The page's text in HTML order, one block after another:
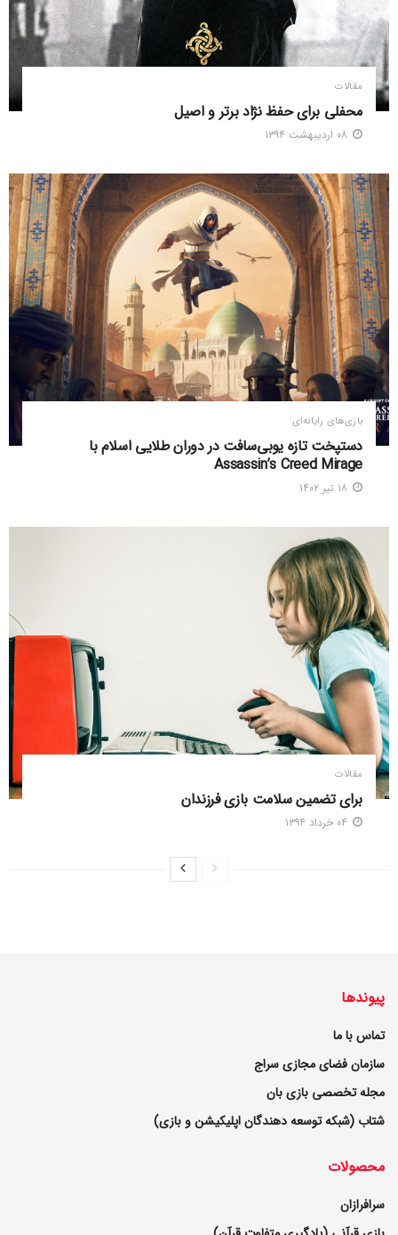
مقالات
محفلی برای حفظ نژاد برتر و اصیل
بازی‌های رایانه‌ای
دستپخت تازه یوبی‌سافت در دوران طلایی اسلام با
Assassin’s Creed Mirage
مقالات
برای تضمین سلامت بازی فرزندان
پیوندها
تماس با ما
سازمان فضای مجازی سراج
مجله تخصصی بازی بان
شتاب (شبکه توسعه دهندگان اپلیکیشن و بازی)
محصولات
سرافرازان